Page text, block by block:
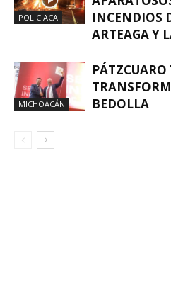
POLICIACA
INCENDIOS
ARTEAGA Y
MICHOACÁN
BEDOLLA